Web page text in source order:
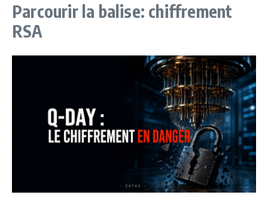
Parcourir la balise: chiffrement
RSA